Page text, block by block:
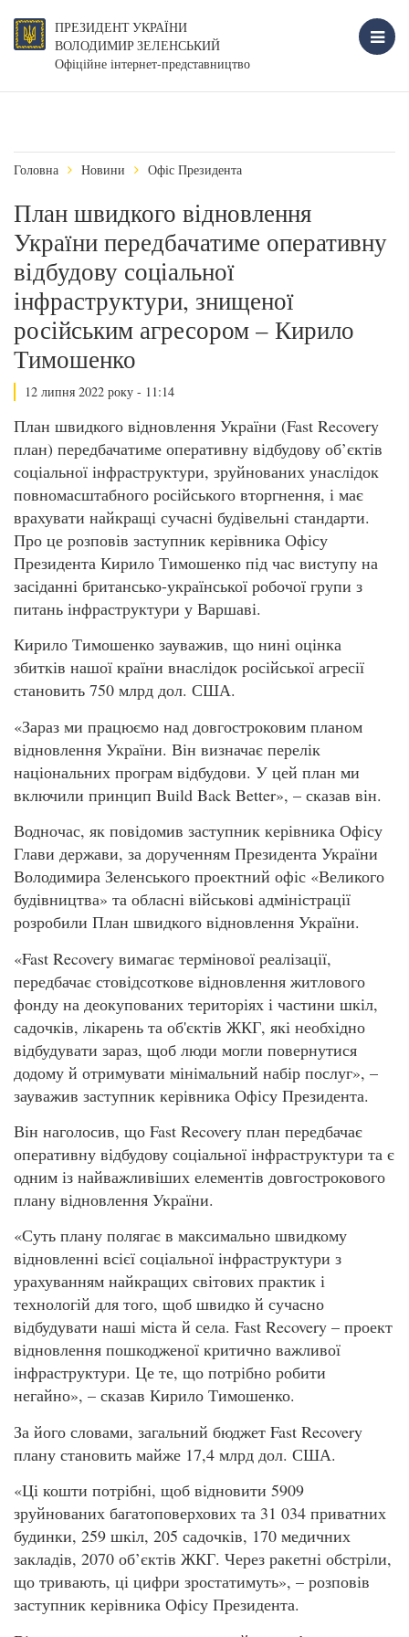
ПРЕЗИДЕНТ УКРАЇНИ
ВОЛОДИМИР ЗЕЛЕНСЬКИЙ
Офіційне інтернет-представництво
Головна Новини Офіс Президента
План швидкого відновлення
України передбачатиме оперативну
відбудову соціальної
інфраструктури, знищеної
російським агресором – Кирило
Тимошенко
12 липня 2022 року - 11:14
План швидкого відновлення України (Fast Recovery
план) передбачатиме оперативну відбудову об’єктів
соціальної інфраструктури, зруйнованих унаслідок
повномасштабного російського вторгнення, і має
врахувати найкращі сучасні будівельні стандарти.
Про це розповів заступник керівника Офісу
Президента Кирило Тимошенко під час виступу на
засіданні британсько-української робочої групи з
питань інфраструктури у Варшаві.
Кирило Тимошенко зауважив, що нині оцінка
збитків нашої країни внаслідок російської агресії
становить 750 млрд дол. США.
«Зараз ми працюємо над довгостроковим планом
відновлення України. Він визначає перелік
національних програм відбудови. У цей план ми
включили принцип Build Back Better», – сказав він.
Водночас, як повідомив заступник керівника Офісу
Глави держави, за дорученням Президента України
Володимира Зеленського проектний офіс «Великого
будівництва» та обласні військові адміністрації
розробили План швидкого відновлення України.
«Fast Recovery вимагає термінової реалізації,
передбачає стовідсоткове відновлення житлового
фонду на деокупованих територіях і частини шкіл,
садочків, лікарень та об'єктів ЖКГ, які необхідно
відбудувати зараз, щоб люди могли повернутися
додому й отримувати мінімальний набір послуг», –
зауважив заступник керівника Офісу Президента.
Він наголосив, що Fast Recovery план передбачає
оперативну відбудову соціальної інфраструктури та є
одним із найважливіших елементів довгострокового
плану відновлення України.
«Суть плану полягає в максимально швидкому
відновленні всієї соціальної інфраструктури з
урахуванням найкращих світових практик і
технологій для того, щоб швидко й сучасно
відбудувати наші міста й села. Fast Recovery – проект
відновлення пошкодженої критично важливої
інфраструктури. Це те, що потрібно робити
негайно», – сказав Кирило Тимошенко.
За його словами, загальний бюджет Fast Recovery
плану становить майже 17,4 млрд дол. США.
«Ці кошти потрібні, щоб відновити 5909
зруйнованих багатоповерхових та 31 034 приватних
будинки, 259 шкіл, 205 садочків, 170 медичних
закладів, 2070 об’єктів ЖКГ. Через ракетні обстріли,
що тривають, ці цифри зростатимуть», – розповів
заступник керівника Офісу Президента.